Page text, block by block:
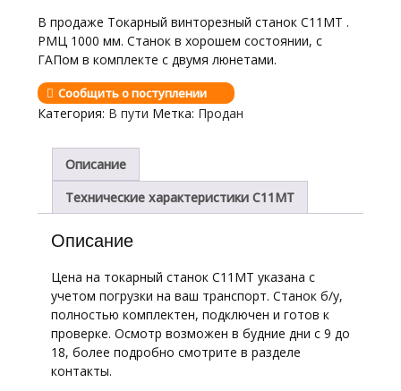
В продаже Токарный винторезный станок С11МТ .
РМЦ 1000 мм. Станок в хорошем состоянии, с
ГАПом в комплекте с двумя люнетами.
Сообщить о поступлении
Категория: В пути Метка: Продан
Описание
Технические характеристики С11МТ
Описание
Цена на токарный станок С11МТ указана с
учетом погрузки на ваш транспорт. Станок б/у,
полностью комплектен, подключен и готов к
проверке. Осмотр возможен в будние дни с 9 до
18, более подробно смотрите в разделе
контакты.